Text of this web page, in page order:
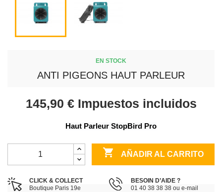
EN STOCK
ANTI PIGEONS HAUT PARLEUR
145,90 € Impuestos incluidos
Haut Parleur StopBird Pro
 AÑADIR AL CARRITO
CLICK & COLLECT
Boutique Paris 19e
BESOIN D’AIDE ?
01 40 38 38 38 ou e-mail